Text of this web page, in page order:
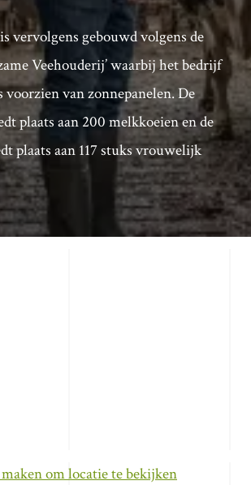
is vervolgens gebouwd volgens de
Veehouderij’ waarbij het bedrijf
voorzien van zonnepanelen. De
plaats aan 200 melkkoeien en de
plaats aan 117 stuks vrouwelijk
om locatie te bekijken